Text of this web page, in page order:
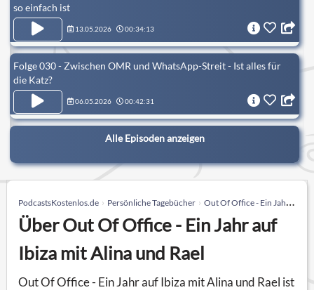
so einfach ist
13.05.2026 00:34:13
Folge 030 - Zwischen OMR und WhatsApp-Streit - Ist alles für
die Katz?
06.05.2026 00:42:31
Alle Episoden anzeigen
PodcastsKostenlos.de Persönliche Tagebücher Out Of Office - Ein Jahr auf Ibiza mit Alina und Rael
Über Out Of Office - Ein Jahr auf
Ibiza mit Alina und Rael
Out Of Office - Ein Jahr auf Ibiza mit Alina und Rael ist